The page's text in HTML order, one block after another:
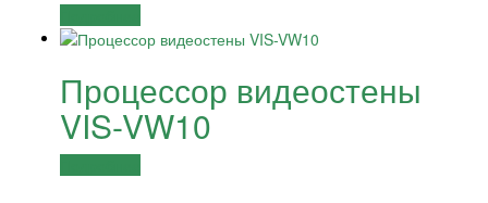
Процессор видеостены
VIS-VW10